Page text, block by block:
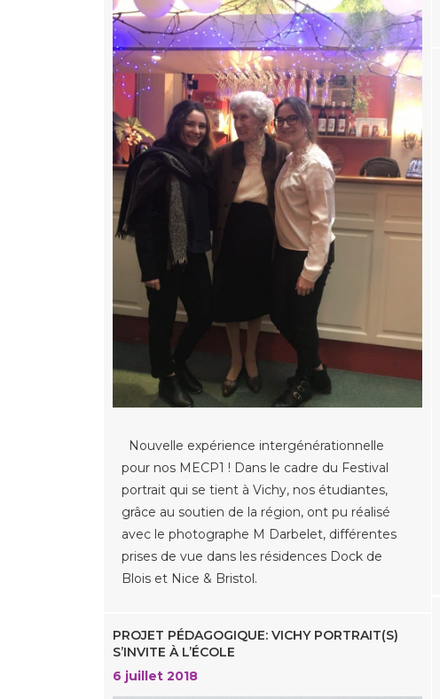
Nouvelle expérience intergénérationnelle
pour nos MECP1 ! Dans le cadre du Festival
portrait qui se tient à Vichy, nos étudiantes,
grâce au soutien de la région, ont pu réalisé
avec le photographe M Darbelet, différentes
prises de vue dans les résidences Dock de
Blois et Nice & Bristol.
PROJET PÉDAGOGIQUE: VICHY PORTRAIT(S)
S’INVITE À L’ÉCOLE
6 juillet 2018